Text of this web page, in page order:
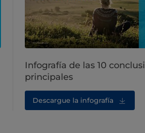
Infografía de las 10
principales
Descargue la infografía